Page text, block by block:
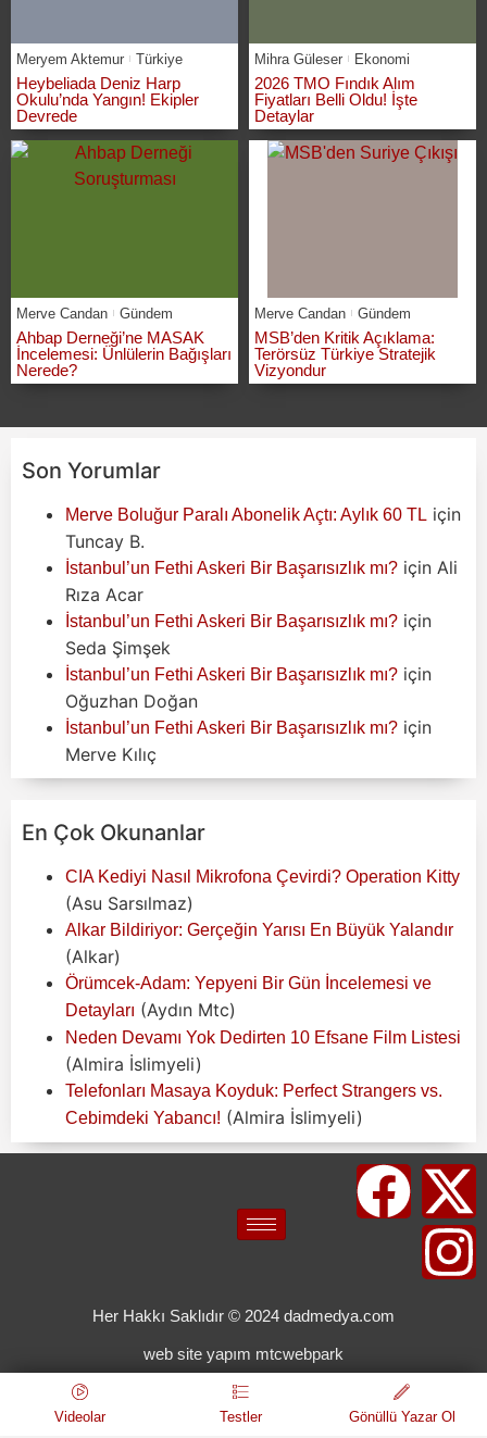
Meryem Aktemur Türkiye
Heybeliada Deniz Harp
Okulu’nda Yangın! Ekipler
Devrede
Mihra Güleser Ekonomi
2026 TMO Fındık Alım
Fiyatları Belli Oldu! İşte
Detaylar
Merve Candan Gündem
Ahbap Derneği’ne MASAK
İncelemesi: Ünlülerin Bağışları
Nerede?
Merve Candan Gündem
MSB’den Kritik Açıklama:
Terörsüz Türkiye Stratejik
Vizyondur
Son Yorumlar
Merve Boluğur Paralı Abonelik Açtı: Aylık 60 TL için
Tuncay B.
İstanbul’un Fethi Askeri Bir Başarısızlık mı? için Ali
Rıza Acar
İstanbul’un Fethi Askeri Bir Başarısızlık mı? için
Seda Şimşek
İstanbul’un Fethi Askeri Bir Başarısızlık mı? için
Oğuzhan Doğan
İstanbul’un Fethi Askeri Bir Başarısızlık mı? için
Merve Kılıç
En Çok Okunanlar
CIA Kediyi Nasıl Mikrofona Çevirdi? Operation Kitty
(Asu Sarsılmaz)
Alkar Bildiriyor: Gerçeğin Yarısı En Büyük Yalandır
(Alkar)
Örümcek-Adam: Yepyeni Bir Gün İncelemesi ve
Detayları (Aydın Mtc)
Neden Devamı Yok Dedirten 10 Efsane Film Listesi
(Almira İslimyeli)
Telefonları Masaya Koyduk: Perfect Strangers vs.
Cebimdeki Yabancı! (Almira İslimyeli)
Her Hakkı Saklıdır © 2024 dadmedya.com
web site yapım mtcwebpark
Videolar Testler Gönüllü Yazar Ol